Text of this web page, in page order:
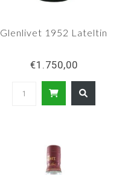
Glenlivet 1952 Lateltin
€1.750,00